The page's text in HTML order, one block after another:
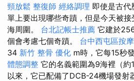
頸放鬆 整復師 經絡調理 即使是古代
單上要出現哪些奇蹟，但是今天被
海周圍。 台北記帳士推薦 它建於
個會考慮七個奇蹟。 台中西屯區按
34 新竹 整骨 優化 m時，它每15秒
體態調整 它的名義範圍為9海裡（
以來，它已配備了DCB-24機場發